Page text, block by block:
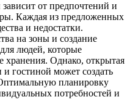
от предпочтений и
Каждая из предложенных
и недостатки.
на зоны и создание
людей, которые
хранения. Однако, открытая
гостиной может создать
планировку
потребностей и